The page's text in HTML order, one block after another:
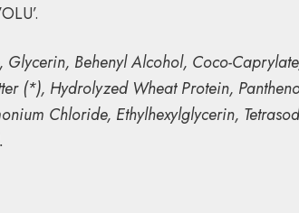
Behenyl Alcohol, Coco-
(*), Hydrolyzed Wheat Protein,
Chloride, Ethylhexylglycerin,